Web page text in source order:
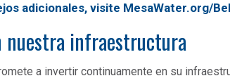
adicionales, visite MesaWater.org/
nuestra infraestructura
a invertir continuamente en su